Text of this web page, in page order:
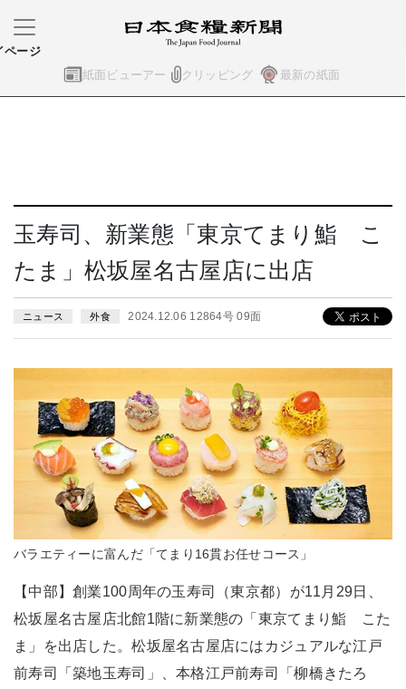
紙面ビューアー クリッピング 最新の紙面
ページ
玉寿司、新業態「東京てまり鮨 こ
たま」松坂屋名古屋店に出店
ニュース 外食 2024.12.06 12864号 09面
バラエティーに富んだ「てまり16貫お任せコース」
【中部】創業100周年の玉寿司（東京都）が11月29日、
松坂屋名古屋店北館1階に新業態の「東京てまり鮨 こた
ま」を出店した。松坂屋名古屋店にはカジュアルな江戸
前寿司「築地玉寿司」、本格江戸前寿司「柳橋きたろ